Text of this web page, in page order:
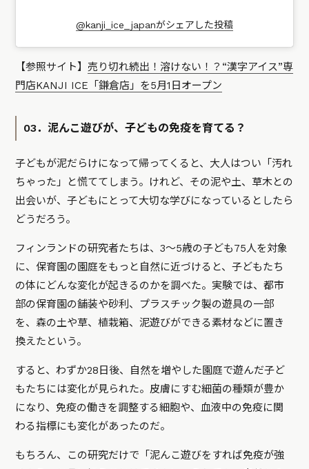
@kanji_ice_japanがシェアした投稿
【参照サイト】 売り切れ続出！溶けない！？“漢字アイス”専
門店KANJI ICE「鎌倉店」を5月1日オープン
03．泥んこ遊びが、子どもの免疫を育てる？
子どもが泥だらけになって帰ってくると、大人はつい「汚れ
ちゃった」と慌ててしまう。けれど、その泥や土、草木との
出会いが、子どもにとって大切な学びになっているとしたら
どうだろう。
フィンランドの研究者たちは、3〜5歳の子ども75人を対象
に、保育園の園庭をもっと自然に近づけると、子どもたち
の体にどんな変化が起きるのかを調べた。実験では、都市
部の保育園の舗装や砂利、プラスチック製の遊具の一部
を、森の土や草、植栽箱、泥遊びができる素材などに置き
換えたという。
すると、わずか28日後、自然を増やした園庭で遊んだ子ど
もたちには変化が見られた。皮膚にすむ細菌の種類が豊か
になり、免疫の働きを調整する細胞や、血液中の免疫に関
わる指標にも変化があったのだ。
もちろん、この研究だけで「泥んこ遊びをすれば免疫が強